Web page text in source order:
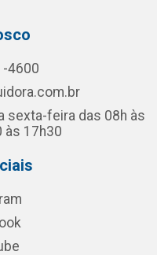
4600
sexta-feira das 08h às
às 17h30